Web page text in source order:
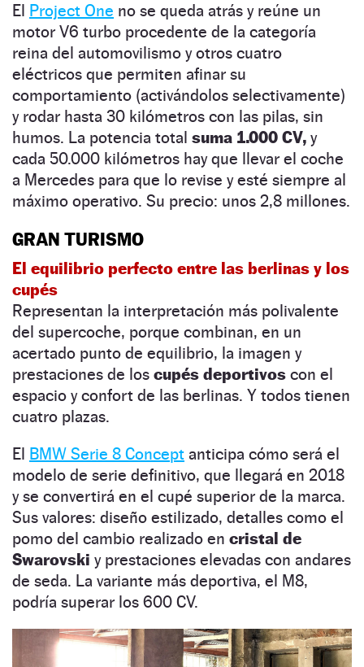
El Project One no se queda atrás y reúne un
motor V6 turbo procedente de la categoría
reina del automovilismo y otros cuatro
eléctricos que permiten afinar su
comportamiento (activándolos selectivamente)
y rodar hasta 30 kilómetros con las pilas, sin
humos. La potencia total suma 1.000 CV, y
cada 50.000 kilómetros hay que llevar el coche
a Mercedes para que lo revise y esté siempre al
máximo operativo. Su precio: unos 2,8 millones.
GRAN TURISMO
El equilibrio perfecto entre las berlinas y los
cupés
Representan la interpretación más polivalente
del supercoche, porque combinan, en un
acertado punto de equilibrio, la imagen y
prestaciones de los cupés deportivos con el
espacio y confort de las berlinas. Y todos tienen
cuatro plazas.
El BMW Serie 8 Concept anticipa cómo será el
modelo de serie definitivo, que llegará en 2018
y se convertirá en el cupé superior de la marca.
Sus valores: diseño estilizado, detalles como el
pomo del cambio realizado en cristal de
Swarovski y prestaciones elevadas con andares
de seda. La variante más deportiva, el M8,
podría superar los 600 CV.